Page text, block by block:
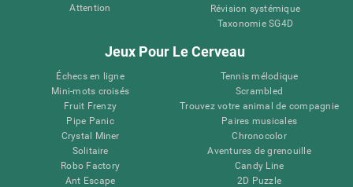
Attention
Révision systémique
Taxonomie SG4D
Jeux Pour Le Cerveau
Échecs en ligne
Mini-mots croisés
Fruit Frenzy
Pipe Panic
Crystal Miner
Solitaire
Robo Factory
Ant Escape
Tennis mélodique
Scrambled
Trouvez votre animal de compagnie
Paires musicales
Chronocolor
Aventures de grenouille
Candy Line
2D Puzzle